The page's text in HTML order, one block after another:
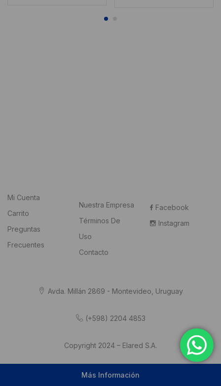
Más Información
Mi Cuenta
Carrito
Preguntas
Frecuentes
Nuestra Empresa
Términos De
Uso
Contacto
Facebook
Instagram
Avda. Millán 2869 - Montevideo, Uruguay
(+598) 2204 4853
Copyright 2024 – Elared S.A.